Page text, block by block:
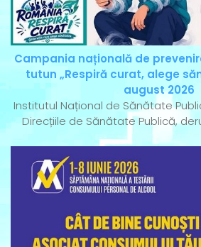
Campania națională de
tutun „Respiră curat, alege
august 2026
Institutul Național de Sănătate
Direcțiile de Sănătate Publică,